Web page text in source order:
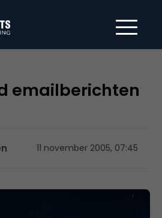
emailberichten
11 november 2005, 07:45